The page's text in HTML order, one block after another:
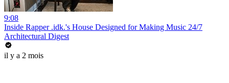
9:08
Inside Rapper .idk.'s House Designed for Making Music 24/7
Architectural Digest
il y a 2 mois